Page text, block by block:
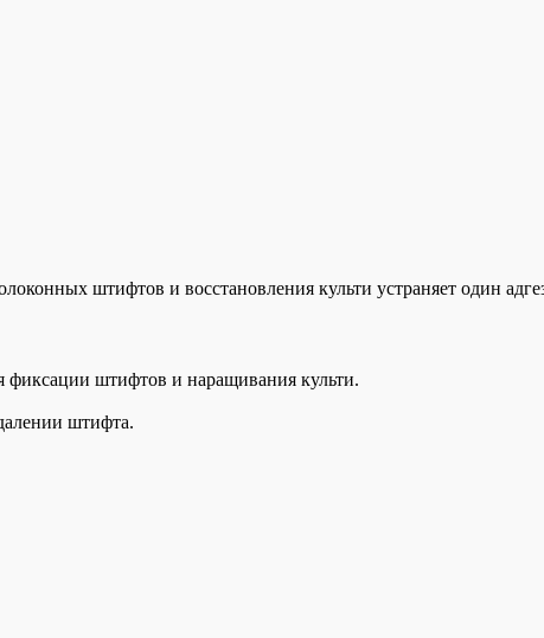
штифтов и восстановления культи устраняет один
фиксации штифтов и наращивания культи.
штифта.